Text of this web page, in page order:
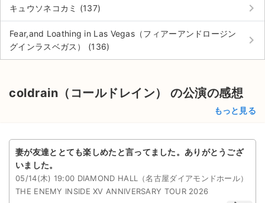
キュウソネコカミ (137) keyboard_arrow_right
Fear,and Loathing in Las Vegas（フィアーアンドロージン
グインラスベガス） (136)
keyboard_arrow_right
coldrain（コールドレイン） の公演の感想
もっと見る
妻が友達ととても楽しめたと言ってました。ありがとうござ
いました。
05/14(木) 19:00 DIAMOND HALL（名古屋ダイアモンドホール）
THE ENEMY INSIDE XV ANNIVERSARY TOUR 2026